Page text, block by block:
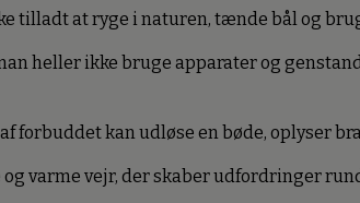
tilladt at ryge i naturen, tænde bål og
heller ikke bruge apparater og
forbuddet kan udløse en bøde, oplyser
og varme vejr, der skaber udfordringer